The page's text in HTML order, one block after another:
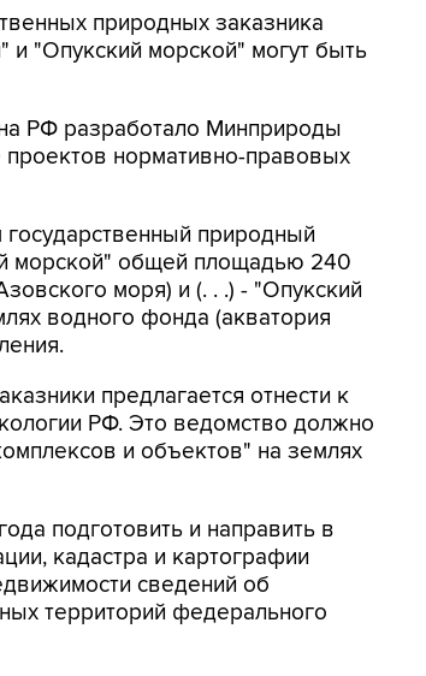
природных заказника
и "Опукский морской" могут быть
РФ разработало Минприроды
нормативно-правовых
природный
морской" общей площадью 240
моря) и (. . .) - "Опукский
водного фонда (акватория
предлагается отнести к
РФ. Это ведомство должно
и объектов" на землях
подготовить и направить в
кадастра и картографии
сведений об
территорий федерального